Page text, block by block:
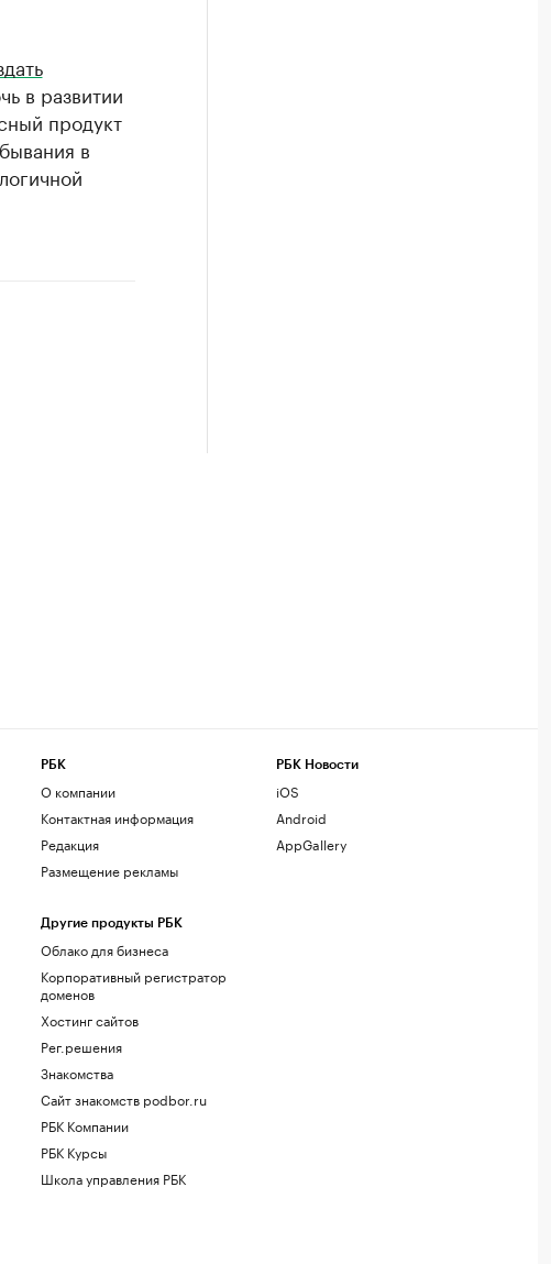
в развитии
продукт
в
РБК
О компании
Контактная информация
Редакция
Размещение рекламы
Другие продукты РБК
Облако для бизнеса
Корпоративный регистратор
доменов
Хостинг сайтов
Рег.решения
Знакомства
Сайт знакомств podbor.ru
РБК Компании
РБК Курсы
Школа управления РБК
РБК Новости
iOS
Android
AppGallery